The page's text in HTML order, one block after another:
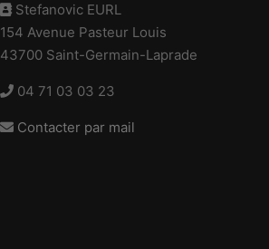
Stefanovic EURL
154 Avenue Pasteur Louis
43700 Saint-Germain-Laprade
04 71 03 03 23
Contacter par mail